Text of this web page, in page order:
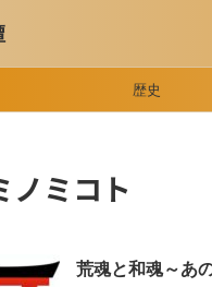
歴史
ノミコト
荒魂と和魂～あ